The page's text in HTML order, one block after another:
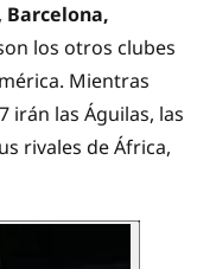
Barcelona,
los otros clubes
Mientras
irán las Águilas, las
rivales de África,